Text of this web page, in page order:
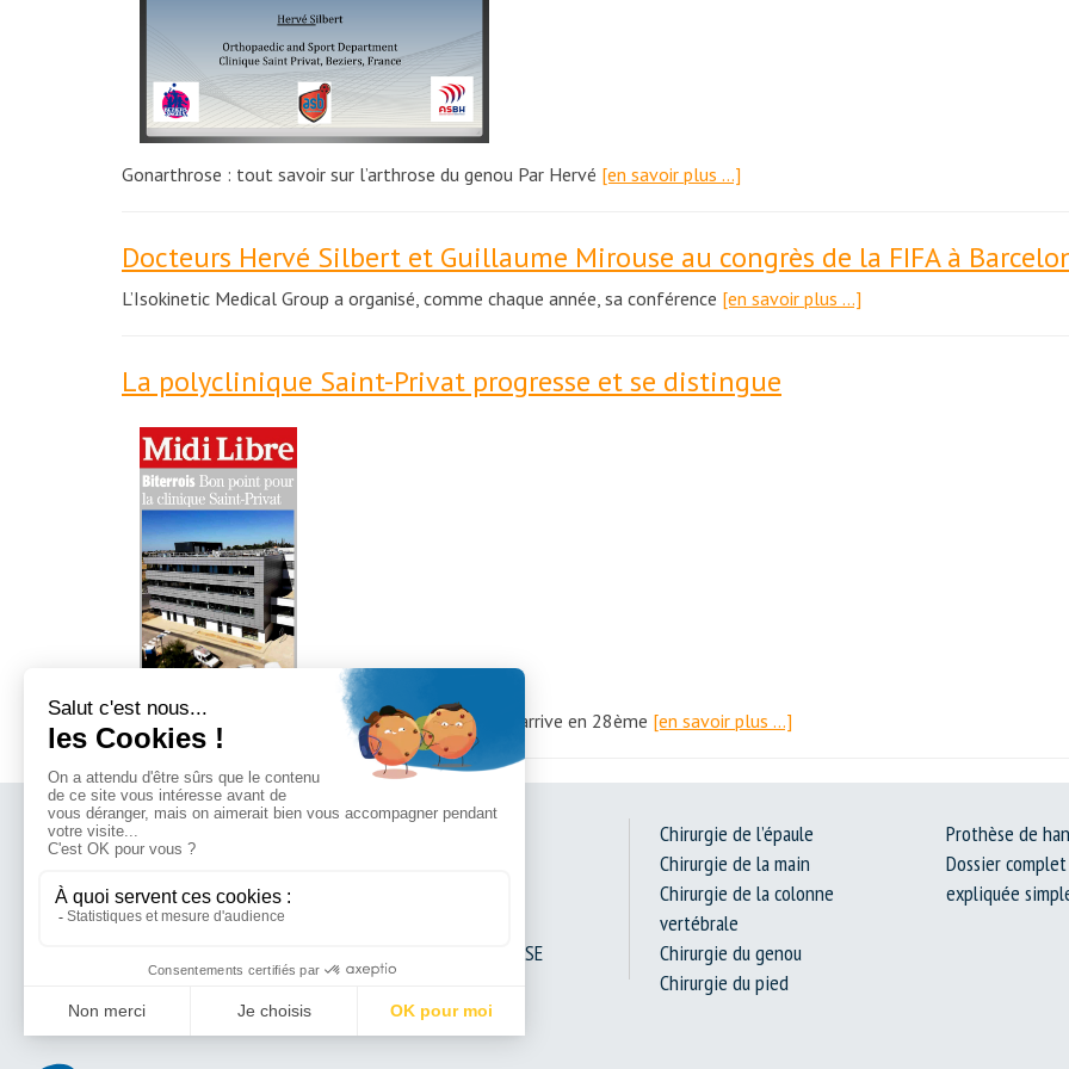
Gonarthrose : tout savoir sur l’arthrose du genou Par Hervé [en savoir plus …]
Docteurs Hervé Silbert et Guillaume Mirouse au congrès de la FIFA à
L’Isokinetic Medical Group a organisé, comme chaque année, sa conférence [en savoir plus …]
La polyclinique Saint-Privat progresse et se distingue
La polyclinique à la 28ème place L’établissement arrive en 28ème [en savoir plus …]
Dr Guillaume MIROUSE
Chirurgie de l’épaule
Chirurgie de la main
Chirurgie de la colonne
vertébrale
Chirurgie du genou
Chirurgie du pied
Prothèse de
Dossier
expliquée